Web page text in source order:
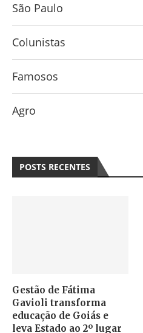
São Paulo
Colunistas
Famosos
Agro
POSTS RECENTES
Gestão de Fátima
Gavioli transforma
educação de Goiás e
leva Estado ao 2º lugar